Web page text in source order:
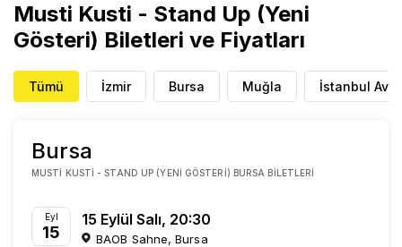
Musti Kusti - Stand Up (Yeni
Gösteri) Biletleri ve Fiyatları
Tümü İzmir Bursa Muğla İstanbul
Bursa
MUSTI KUSTI - STAND UP (YENI GÖSTERI) BURSA BILETLERI
Eyl
15
15 Eylül Salı, 20:30
BAOB Sahne, Bursa